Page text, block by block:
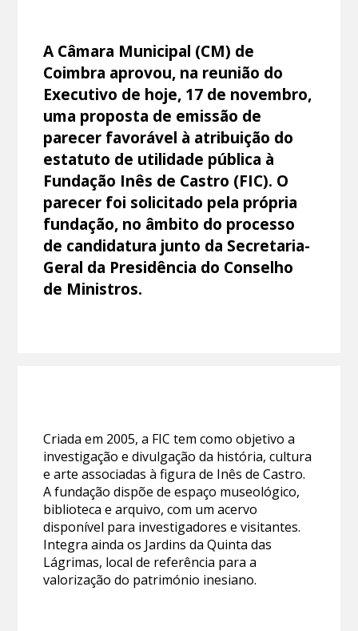
A Câmara Municipal (CM) de
Coimbra aprovou, na reunião do
Executivo de hoje, 17 de novembro,
uma proposta de emissão de
parecer favorável à atribuição do
estatuto de utilidade pública à
Fundação Inês de Castro (FIC). O
parecer foi solicitado pela própria
fundação, no âmbito do processo
de candidatura junto da Secretaria-
Geral da Presidência do Conselho
de Ministros.
Criada em 2005, a FIC tem como objetivo a
investigação e divulgação da história, cultura
e arte associadas à figura de Inês de Castro.
A fundação dispõe de espaço museológico,
biblioteca e arquivo, com um acervo
disponível para investigadores e visitantes.
Integra ainda os Jardins da Quinta das
Lágrimas, local de referência para a
valorização do património inesiano.